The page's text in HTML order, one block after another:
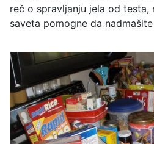
reč o spravljanju jela od testa,
saveta pomogne da nadmašite